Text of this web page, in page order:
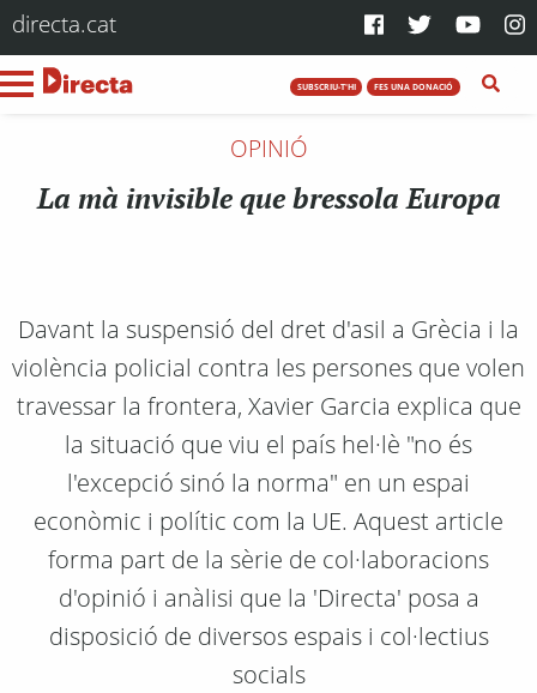
directa.cat
SUBSCRIU-T'HI FES UNA DONACIÓ
OPINIÓ
La mà invisible que bressola Europa
Davant la suspensió del dret d'asil a Grècia i la
violència policial contra les persones que volen
travessar la frontera, Xavier Garcia explica que
la situació que viu el país hel·lè "no és
l'excepció sinó la norma" en un espai
econòmic i polític com la UE. Aquest article
forma part de la sèrie de col·laboracions
d'opinió i anàlisi que la 'Directa' posa a
disposició de diversos espais i col·lectius
socials